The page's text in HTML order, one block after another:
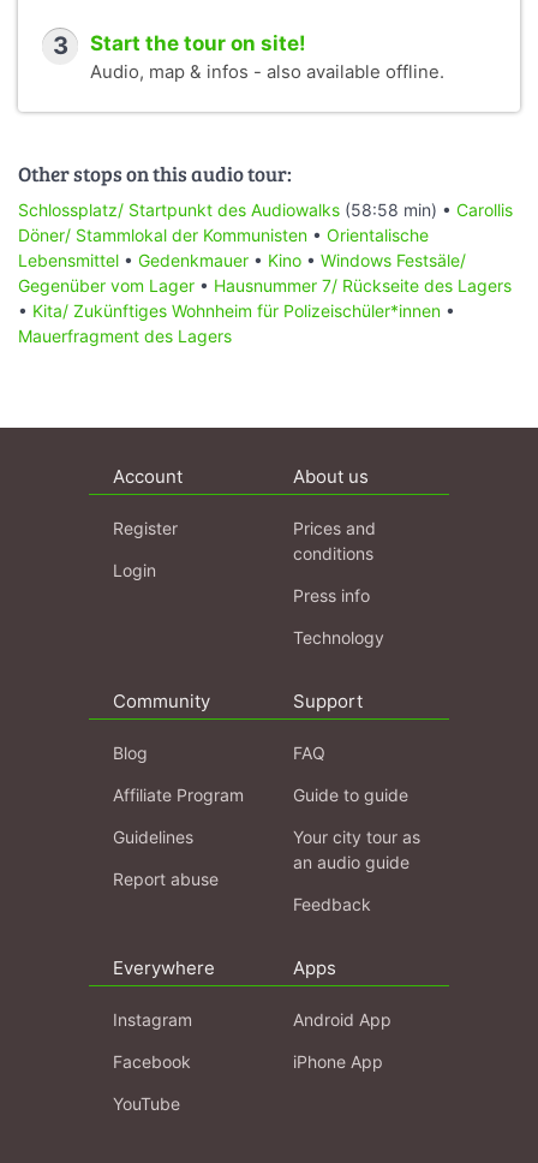
3 Start the tour on site!
Audio, map & infos - also available offline.
Other stops on this audio tour:
Schlossplatz/ Startpunkt des Audiowalks (58:58 min) • Carollis
Döner/ Stammlokal der Kommunisten • Orientalische
Lebensmittel • Gedenkmauer • Kino • Windows Festsäle/
Gegenüber vom Lager • Hausnummer 7/ Rückseite des Lagers
• Kita/ Zukünftiges Wohnheim für Polizeischüler*innen •
Mauerfragment des Lagers
Account
Register
Login
About us
Prices and
conditions
Press info
Technology
Community
Blog
Affiliate Program
Guidelines
Report abuse
Support
FAQ
Guide to guide
Your city tour as
an audio guide
Feedback
Everywhere
Instagram
Facebook
YouTube
Apps
Android App
iPhone App